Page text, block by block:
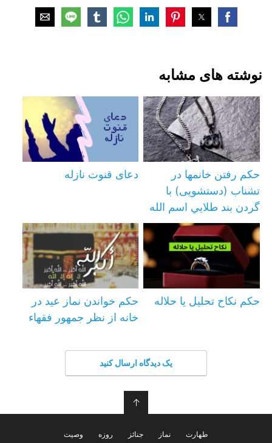
نوشته های مشابه
حکم رفتن خانمها در
تشناب (دستشویی) با
گردن بند طلايي اسم الله
دعای قنوت نازله
حکم نکاح تحلیل یا حلاله
حكم خواندن نماز عيد در
خانه از نظر جمهور فقهاء
یک دیدگاه ارسال کنید
↑
طهارت نماز جنائز روزه وصیت